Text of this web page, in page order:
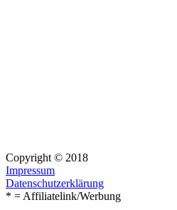
Copyright © 2018
Impressum
Datenschutzerklärung
* = Affiliatelink/Werbung